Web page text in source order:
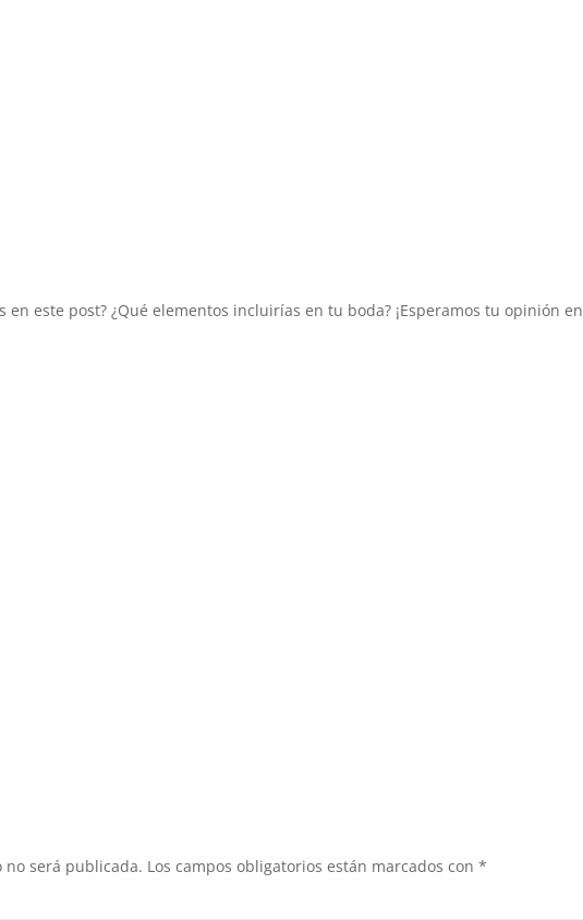
en este post? ¿Qué elementos incluirías en tu boda? ¡Esperamos tu opinión
no será publicada. Los campos obligatorios están marcados con*